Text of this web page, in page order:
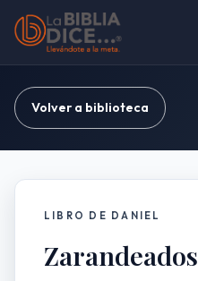
Volver a biblioteca
LIBRO DE DANIEL
Zarandeados